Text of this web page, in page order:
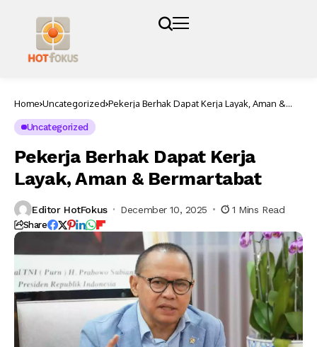
Home Uncategorized Pekerja Berhak Dapat Kerja Layak, Aman &
Uncategorized
Pekerja Berhak Dapat Kerja
Layak, Aman & Bermartabat
Editor HotFokus December 10, 2025 1 Mins Read
Share